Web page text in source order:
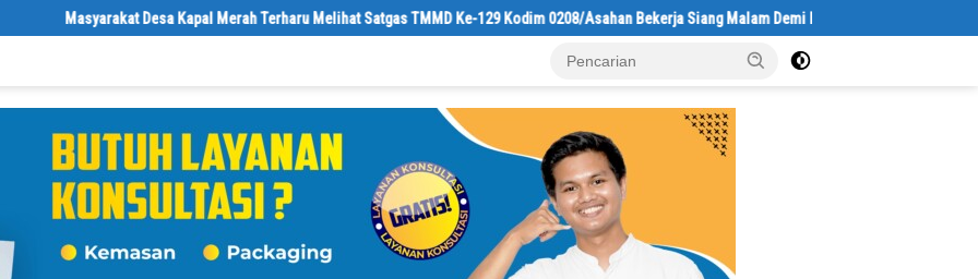
Kapal Merah Terharu Melihat Satgas TMMD Ke-129 Kodim 0208/Asahan Bekerja Siang Malam Demi Renovasi Mushollah Al Maghribi